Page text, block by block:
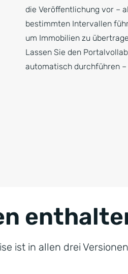
die Veröffentlichung vor –
bestimmten Intervallen
um Immobilien zu
Lassen Sie den
automatisch durchführen
ist in allen drei Versionen